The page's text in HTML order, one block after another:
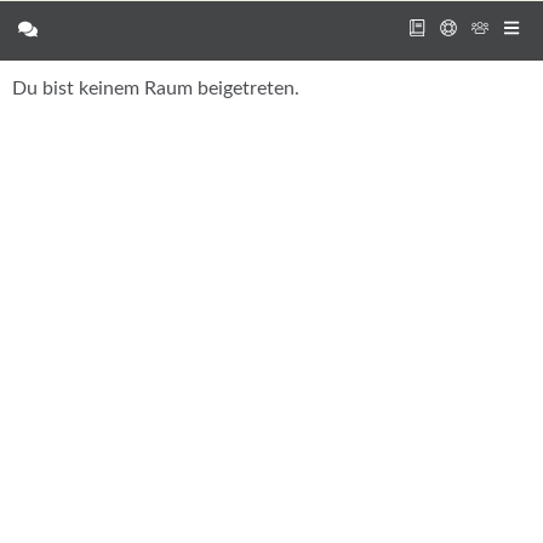
Du bist keinem Raum beigetreten.